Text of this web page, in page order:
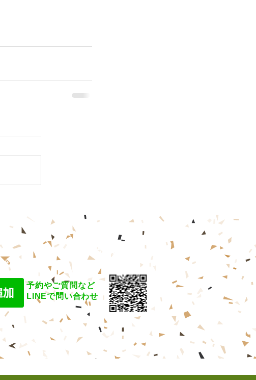
始めました！
bergamotto hair ★お得な情報満載★
予約やご質問など
​LINEで問い合わせ